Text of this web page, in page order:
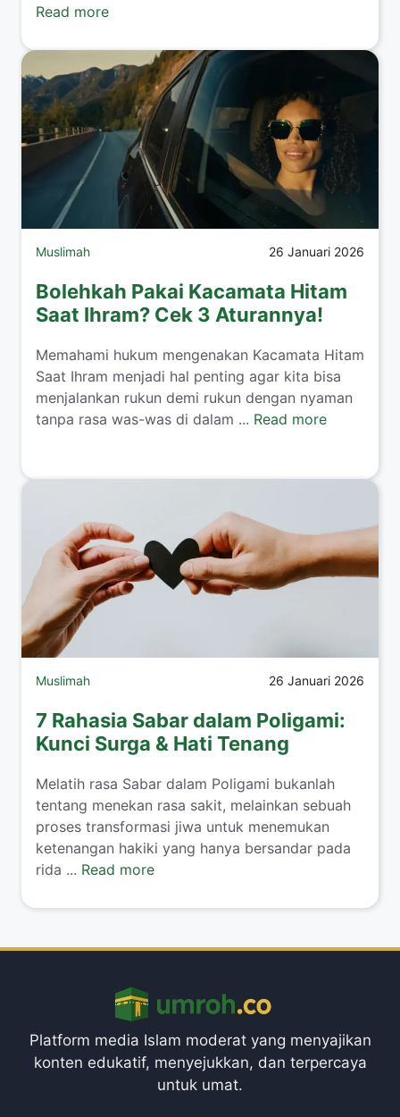
Read more
Muslimah 26 Januari 2026
Bolehkah Pakai Kacamata Hitam
Saat Ihram? Cek 3 Aturannya!
​Memahami hukum mengenakan Kacamata Hitam
Saat Ihram menjadi hal penting agar kita bisa
menjalankan rukun demi rukun dengan nyaman
tanpa rasa was-was di dalam ... Read more
Muslimah 26 Januari 2026
7 Rahasia Sabar dalam Poligami:
Kunci Surga & Hati Tenang
​Melatih rasa Sabar dalam Poligami bukanlah
tentang menekan rasa sakit, melainkan sebuah
proses transformasi jiwa untuk menemukan
ketenangan hakiki yang hanya bersandar pada
rida ... Read more
Platform media Islam moderat yang menyajikan
konten edukatif, menyejukkan, dan terpercaya
untuk umat.